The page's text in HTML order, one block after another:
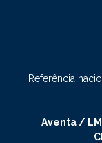
Referência
Aventa /